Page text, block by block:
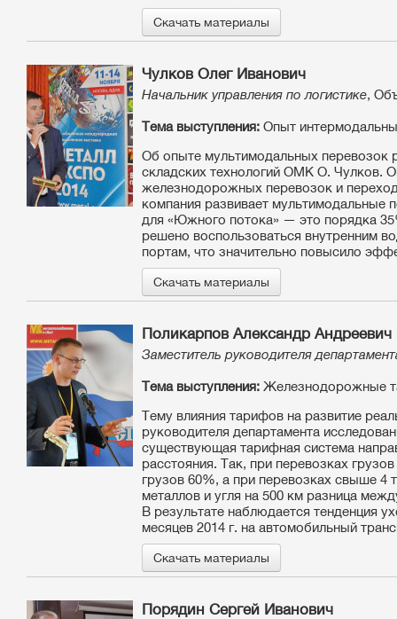
Скачать материалы
Чулков Олег Иванович
Начальник управления по логистике,
Тема выступления: Опыт
Об опыте мультимодальных перевозок
складских технологий ОМК О. Чулков.
железнодорожных перевозок и
компания развивает мультимодальные
для «Южного потока» — это порядка
решено воспользоваться внутренним
портам, что значительно повысило
Скачать материалы
Поликарпов Александр Андреевич
Заместитель руководителя
Тема выступления: Железнодорожные
Тему влияния тарифов на развитие
руководителя департамента
существующая тарифная система
расстояния. Так, при перевозках
грузов 60%, а при перевозках свыше 4
металлов и угля на 500 км разница
В результате наблюдается тенденция
месяцев 2014 г. на автомобильный
Скачать материалы
Порядин Сергей Иванович